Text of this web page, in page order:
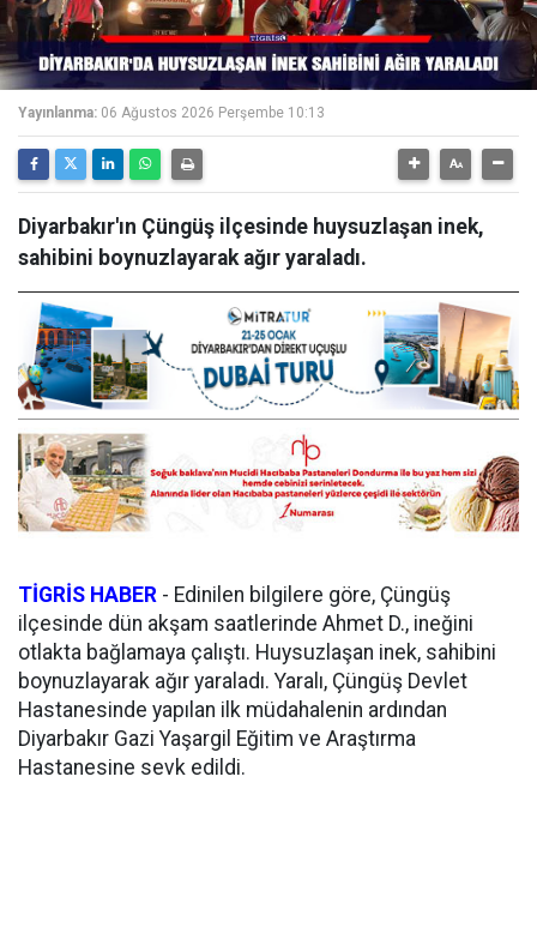
Yayınlanma: 06 Ağustos 2026 Perşembe 10:13
Diyarbakır'ın Çüngüş ilçesinde huysuzlaşan inek,
sahibini boynuzlayarak ağır yaraladı.
TİGRİS HABER - Edinilen bilgilere göre, Çüngüş
ilçesinde dün akşam saatlerinde Ahmet D., ineğini
otlakta bağlamaya çalıştı. Huysuzlaşan inek, sahibini
boynuzlayarak ağır yaraladı. Yaralı, Çüngüş Devlet
Hastanesinde yapılan ilk müdahalenin ardından
Diyarbakır Gazi Yaşargil Eğitim ve Araştırma
Hastanesine sevk edildi.